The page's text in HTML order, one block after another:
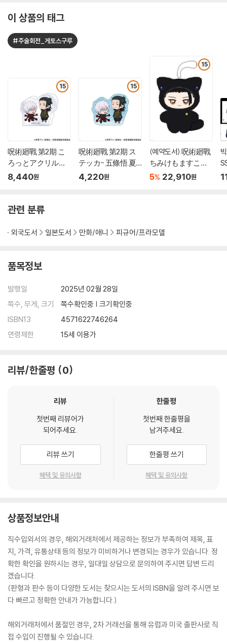
이 상품의 태그
#주술회전_게토스구루
15
呪術廻戰 第2期 こ
ろっとアクリルフ
ィギュア 五條悟.夏
8,440원
15
呪術廻戰 第2期 ス
テッカ- 五條悟.夏
油傑
4,220원
15
(예약도서) 呪術廻戰
ちみけもますこっ
と 懷玉.玉折 2 夏油
5% 22,910원
:
관련 분류
외국도서 일본도서 만화/애니 피규어/프라모델
품목정보
발행일
2025년 02월 28일
쪽수, 무게, 크기
쪽수확인중 | 크기확인중
ISBN13
4571622746264
연령제한
15세 이용가
리뷰/한줄평 0
리뷰
첫번째 리뷰어가
되어주세요.
리뷰 쓰기
혜택 및 유의사항
한줄평
첫번째 한줄평을
남겨주세요.
한줄평 쓰기
혜택 및 유의사항
상품정보안내
직수입외서의 경우, 해외거래처에서 제공하는 정보가 부족하여 제목, 표
지, 가격, 유통상태 등의 정보가 미비하거나 변경되는 경우가 있습니다. 정
확한 확인을 원하시는 경우, 일대일 상담으로 문의하여 주시면 답변 드리
겠습니다.
(판형과 판수 등이 다양한 도서는 찾으시는 도서의 ISBN을 알려 주시면 보
다 빠르고 정확한 안내가 가능합니다.)
해외거래처에서 품절인 경우, 2차 거래선을 통해 유럽과 미국 출판사로 직
접 수입이 진행될 수 있습니다.